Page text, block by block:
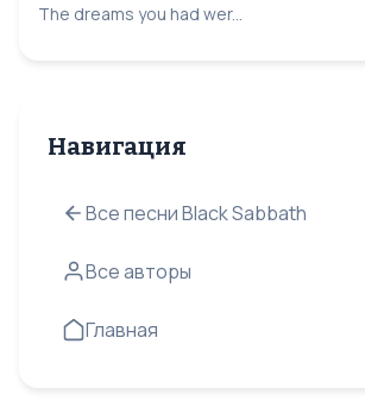
The dreams you had wer...
Навигация
Все песни Black Sabbath
Все авторы
Главная